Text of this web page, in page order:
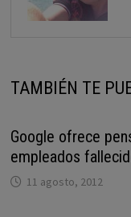
TAMBIÉN TE
Google ofrece
empleados
11 agosto, 2012